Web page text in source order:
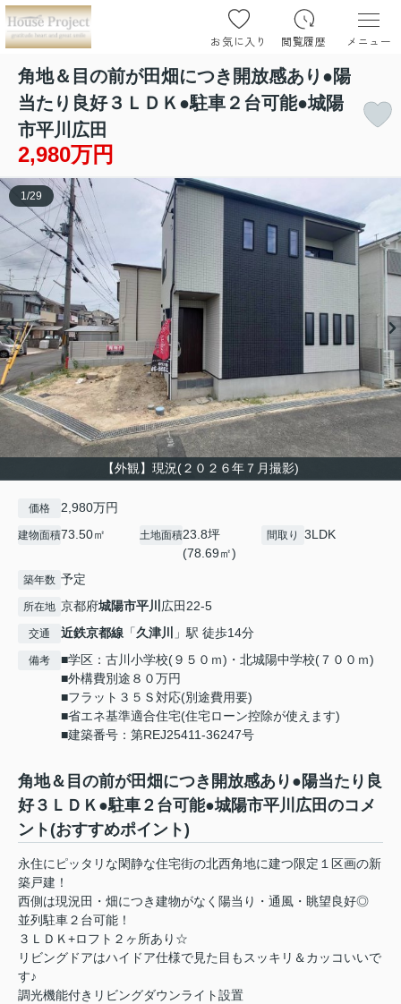
お気に入り 閲覧履歴 メニュー
角地＆目の前が田畑につき開放感あり●陽
当たり良好３ＬＤＫ●駐車２台可能●城陽
市平川広田
2,980万円
【外観】現況(２０２６年７月撮影)
1 /29
価格 2,980万円
建物面積73.50㎡ 土地面積23.8坪
(78.69㎡)
間取り 3LDK
築年数 予定
所在地 京都府城陽市平川 広田22-5
交通 近鉄京都線 「久津川 」駅 徒歩14分
備考
■学区：古川小学校(９５０ｍ)・北城陽中学校(７００ｍ)
■外構費別途８０万円
■フラット３５Ｓ対応(別途費用要)
■省エネ基準適合住宅(住宅ローン控除が使えます)
■建築番号：第REJ25411-36247号
角地＆目の前が田畑につき開放感あり●陽当たり良
好３ＬＤＫ●駐車２台可能●城陽市平川広田のコメ
ント(おすすめポイント)
永住にピッタリな閑静な住宅街の北西角地に建つ限定１区画の新
築戸建！
西側は現況田・畑につき建物がなく陽当り・通風・眺望良好◎
並列駐車２台可能！
３ＬＤＫ+ロフト２ヶ所あり☆
リビングドアはハイドア仕様で見た目もスッキリ＆カッコいいで
す♪
調光機能付きリビングダウンライト設置